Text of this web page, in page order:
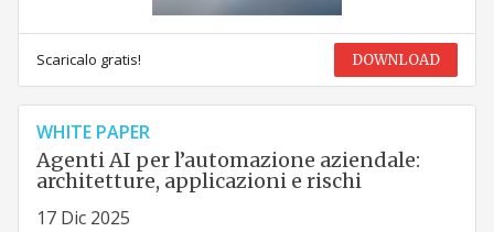
Scaricalo gratis! DOWNLOAD
WHITE PAPER
Agenti AI per l’automazione aziendale:
architetture, applicazioni e rischi
17 Dic 2025